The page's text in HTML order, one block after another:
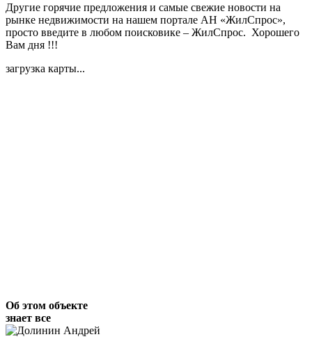
Другие горячие предложения и самые свежие новости на
рынке недвижимости на нашем портале АН «ЖилСпрос»,
просто введите в любом поисковике – ЖилСпрос. Хорошего
Вам дня !!!
загрузка карты...
Об этом объекте
знает все